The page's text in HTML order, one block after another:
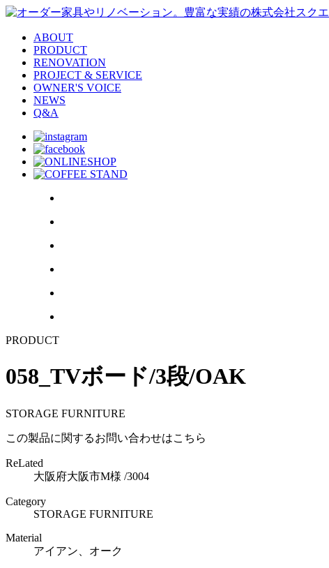
ABOUT
PRODUCT
RENOVATION
PROJECT & SERVICE
OWNER'S VOICE
NEWS
Q&A
PRODUCT
058_TVボード/3段/OAK
STORAGE FURNITURE
この製品に関するお問い合わせはこちら
ReLated
大阪府大阪市M様 /3004
Category
STORAGE FURNITURE
Material
アイアン、オーク